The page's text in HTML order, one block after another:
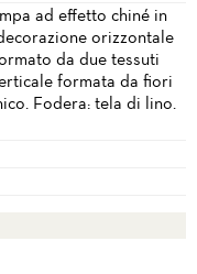
ad effetto chiné in
orizzontale
da due tessuti
formata da fiori
Fodera: tela di lino.